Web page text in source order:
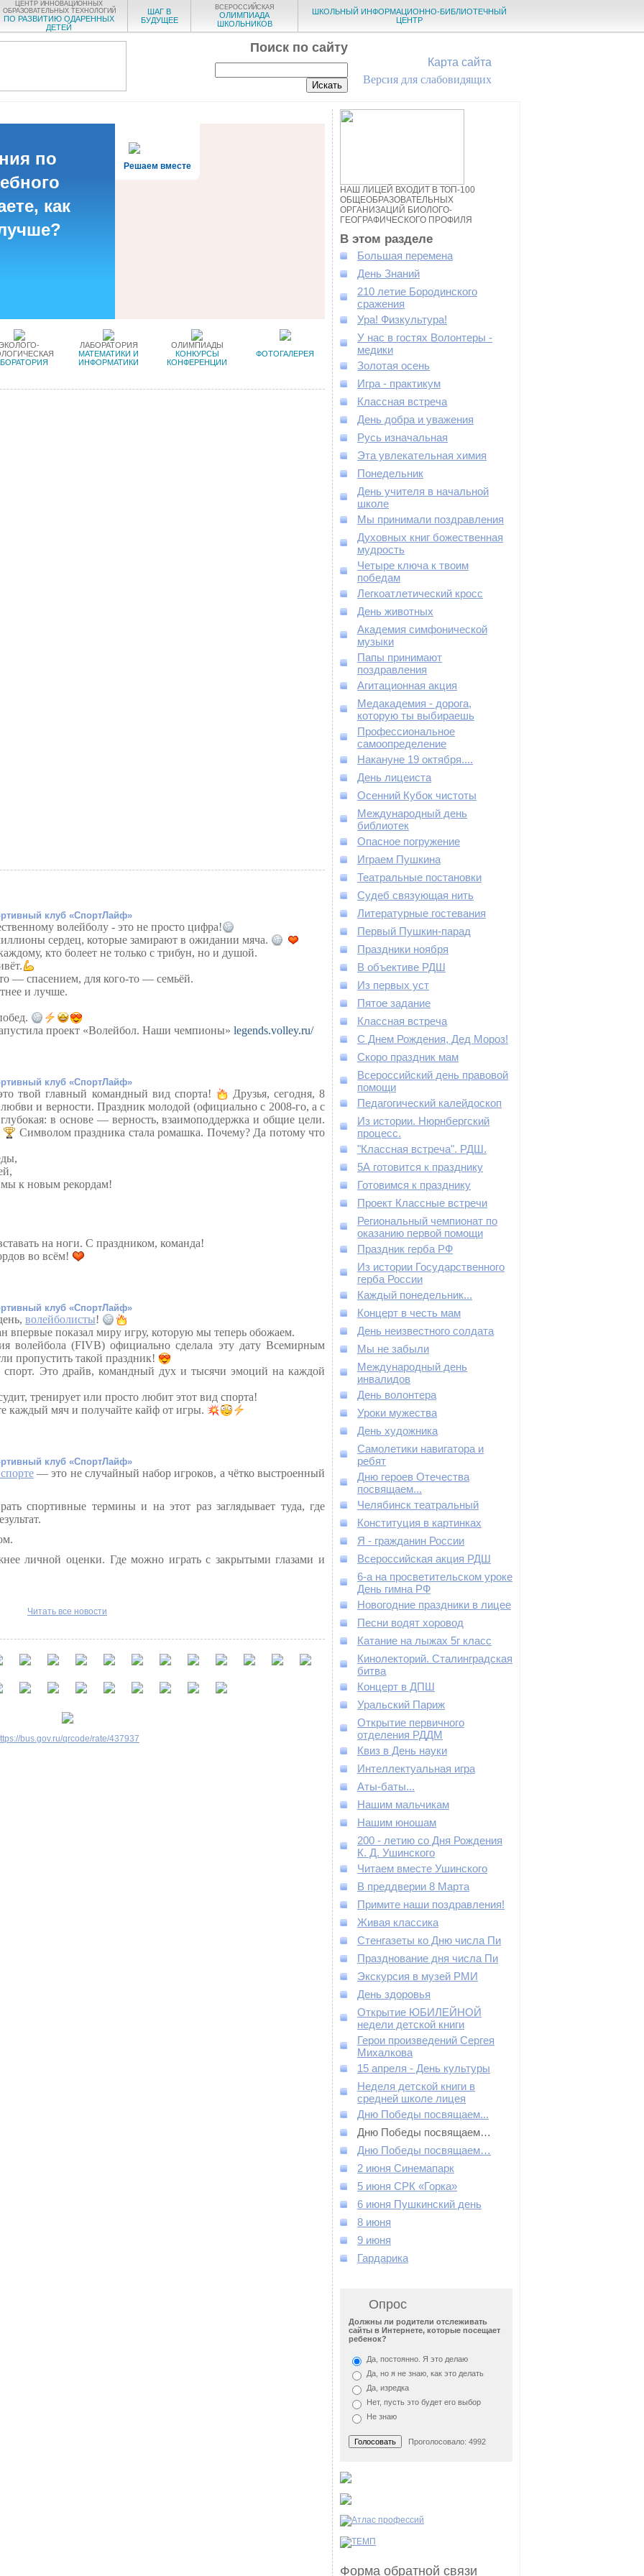
ЦЕНТР ИННОВАЦИОННЫХ
ОБРАЗОВАТЕЛЬНЫХ ТЕХНОЛОГИЙ
ПО РАЗВИТИЮ ОДАРЕННЫХ
ДЕТЕЙ
ШАГ В
БУДУЩЕЕ
ВСЕРОССИЙСКАЯ
ОЛИМПИАДА
ШКОЛЬНИКОВ
ШКОЛЬНЫЙ ИНФОРМАЦИОННО-БИБЛИОТЕЧНЫЙ
ЦЕНТР
Поиск по сайту
Карта сайта
Версия для слабовидящих
Решаем вместе
по
как
ЛАБОРАТОРИЯ
МАТЕМАТИКИ И
ИНФОРМАТИКИ
ОЛИМПИАДЫ
КОНКУРСЫ
КОНФЕРЕНЦИИ
ФОТОГАЛЕРЕЯ
клуб «СпортЛайф»
волейболу - это не просто цифра!
сердец, которые замирают в ожидании мяча.
кто болеет не только с трибун, но и душой.
— спасением, для кого-то — семьёй.
и лучше.
проект «Волейбол. Наши чемпионы» legends.volley.ru/
клуб «СпортЛайф»
твой главный командный вид спорта!
Друзья, сегодня, 8
и верности. Праздник молодой (официально с 2008-го, а с
в основе — верность, взаимоподдержка и общие цели.
Символом праздника стала ромашка. Почему? Да потому что
мы к новым рекордам!
на ноги. С праздником, команда!
во всём!
клуб «СпортЛайф»
волейболисты!
впервые показал миру игру, которую мы теперь обожаем.
волейбола (FIVB) официально сделала эту дату Всемирным
пропустить такой праздник!
Это драйв, командный дух и тысячи эмоций на каждой
тренирует или просто любит этот вид спорта!
каждый мяч и получайте кайф от игры.
клуб «СпортЛайф»
— это не случайный набор игроков, а чётко выстроенный
спортивные термины и на этот раз заглядывает туда, где
личной оценки. Где можно играть с закрытыми глазами и
Читать все новости
bus.gov.ru/qrcode/rate/437937
НАШ ЛИЦЕЙ ВХОДИТ В ТОП-100
ОБЩЕОБРАЗОВАТЕЛЬНЫХ
ОРГАНИЗАЦИЙ БИОЛОГО-
ГЕОГРАФИЧЕСКОГО ПРОФИЛЯ
В этом разделе
Большая перемена
День Знаний
210 летие Бородинского
сражения
Ура! Физкультура!
У нас в гостях Волонтеры -
медики
Золотая осень
Игра - практикум
Классная встреча
День добра и уважения
Русь изначальная
Эта увлекательная химия
Понедельник
День учителя в начальной
школе
Мы принимали поздравления
Духовных книг божественная
мудрость
Четыре ключа к твоим
победам
Легкоатлетический кросс
День животных
Академия симфонической
музыки
Папы принимают
поздравления
Агитационная акция
Медакадемия - дорога,
которую ты выбираешь
Профессиональное
самоопределение
Накануне 19 октября....
День лицеиста
Осенний Кубок чистоты
Международный день
библиотек
Опасное погружение
Играем Пушкина
Театральные постановки
Судеб связующая нить
Литературные гостевания
Первый Пушкин-парад
Праздники ноября
В объективе РДШ
Из первых уст
Пятое задание
Классная встреча
С Днем Рождения, Дед Мороз!
Скоро праздник мам
Всероссийский день правовой
помощи
Педагогический калейдоскоп
Из истории. Нюрнбергский
процесс.
"Классная встреча". РДШ.
5А готовится к празднику
Готовимся к празднику
Проект Классные встречи
Региональный чемпионат по
оказанию первой помощи
Праздник герба РФ
Из истории Государственного
герба России
Каждый понедельник...
Концерт в честь мам
День неизвестного солдата
Мы не забыли
Международный день
инвалидов
День волонтера
Уроки мужества
День художника
Самолетики навигатора и
ребят
Дню героев Отечества
посвящаем...
Челябинск театральный
Конституция в картинках
Я - гражданин России
Всероссийская акция РДШ
6-а на просветительском уроке
День гимна РФ
Новогодние праздники в лицее
Песни водят хоровод
Катание на лыжах 5г класс
Кинолекторий. Сталинградская
битва
Концерт в ДПШ
Уральский Париж
Открытие первичного
отделения РДДМ
Квиз в День науки
Интеллектуальная игра
Аты-баты...
Нашим мальчикам
Нашим юношам
200 - летию со Дня Рождения
К. Д. Ушинского
Читаем вместе Ушинского
В преддверии 8 Марта
Примите наши поздравления!
Живая классика
Стенгазеты ко Дню числа Пи
Празднование дня числа Пи
Экскурсия в музей РМИ
День здоровья
Открытие ЮБИЛЕЙНОЙ
недели детской книги
Герои произведений Сергея
Михалкова
15 апреля - День культуры
Неделя детской книги в
средней школе лицея
Дню Победы посвящаем...
Дню Победы посвящаем…
Дню Победы посвящаем…
2 июня Синемапарк
5 июня СРК «Горка»
6 июня Пушкинский день
8 июня
9 июня
Гардарика
Опрос
Должны ли родители отслеживать
сайты в Интернете, которые посещает
ребенок?
Да, постоянно. Я это делаю
Да, но я не знаю, как это делать
Да, изредка
Нет, пусть это будет его выбор
Не знаю
Проголосовало: 4992
Форма обратной связи